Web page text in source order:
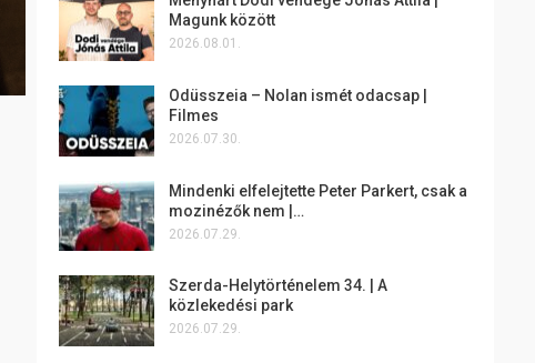
Magunk között
2026.08.01.
Odüsszeia – Nolan ismét odacsap |
Filmes
2026.07.30.
Mindenki elfelejtette Peter Parkert, csak a
mozinézők nem |…
2026.07.29.
Szerda-Helytörténelem 34. | A
közlekedési park
2026.07.29.